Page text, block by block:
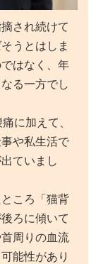
され続けて
うとはしま
はなく、年
る一方でし
に加えて、
や私生活で
ていまし
ころ「猫背
ろに傾いて
周りの血流
能性があり